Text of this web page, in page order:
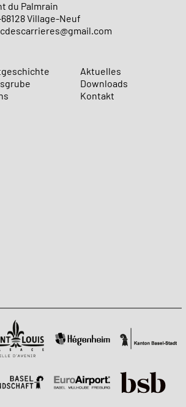
du Palmrain
68128 Village-Neuf
Aktuelles
Downloads
Kontakt